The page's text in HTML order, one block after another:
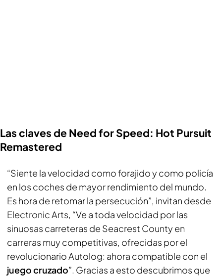
Las claves de Need for Speed: Hot Pursuit
Remastered
“Siente la velocidad como forajido y como policía
en los coches de mayor rendimiento del mundo.
Es hora de retomar la persecución”, invitan desde
Electronic Arts, “Ve a toda velocidad por las
sinuosas carreteras de Seacrest County en
carreras muy competitivas, ofrecidas por el
revolucionario Autolog: ahora compatible con el
juego cruzado”. Gracias a esto descubrimos que